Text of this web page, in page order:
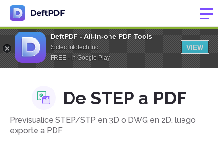
DeftPDF - All-in-one PDF Tools
Sictec Infotech Inc.
FREE - In Google Play
VIEW
De STEP a PDF
Previsualice STEP/STP en 3D o DWG en 2D, luego
exporte a PDF